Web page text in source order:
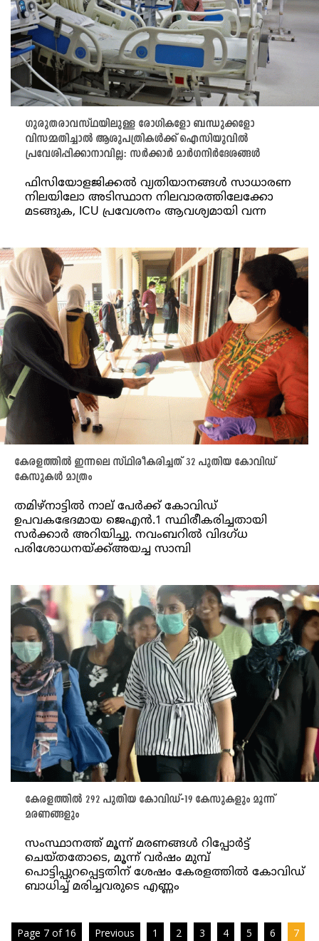
ഗുരുതരാവസ്ഥയിലുള്ള രോഗികളോ ബന്ധുക്കളോ
വിസമ്മതിച്ചാൽ ആശുപത്രികൾക്ക് ഐസിയുവിൽ
പ്രവേശിപ്പിക്കാനാവില്ല: സർക്കാർ മാർഗനിർദേശങ്ങൾ
ഫിസിയോളജിക്കൽ വ്യതിയാനങ്ങൾ സാധാരണ
നിലയിലോ അടിസ്ഥാന നിലവാരത്തിലേക്കോ
മടങ്ങുക, ICU പ്രവേശനം ആവശ്യമായി വന്ന
കേരളത്തിൽ ഇന്നലെ സ്ഥിരീകരിച്ചത് 32 പുതിയ കോവിഡ്
കേസുകൾ മാത്രം
തമിഴ്നാട്ടിൽ നാല് പേർക്ക് കോവിഡ്
ഉപവകഭേദമായ ജെഎൻ.1 സ്ഥിരീകരിച്ചതായി
സർക്കാർ അറിയിച്ചു. നവംബറിൽ വിദഗ്ധ
പരിശോധനയ്ക്ക്അയച്ച സാമ്പി
കേരളത്തിൽ 292 പുതിയ കോവിഡ്-19 കേസുകളും മൂന്ന്
മരണങ്ങളും
സംസ്ഥാനത്ത് മൂന്ന് മരണങ്ങൾ റിപ്പോർട്ട്
ചെയ്തതോടെ, മൂന്ന് വർഷം മുമ്പ്
പൊട്ടിപ്പുറപ്പെട്ടതിന് ശേഷം കേരളത്തിൽ കോവിഡ്
ബാധിച്ച് മരിച്ചവരുടെ എണ്ണം
Page 7 of 16 Previous 1 2 3 4 5 6
7